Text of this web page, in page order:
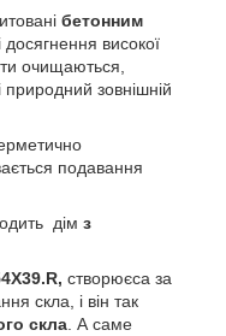
бетонним
досягнення високої
очищаються,
природний зовнішній
подавання
дім з
створюєса за
скла, і він так
скла . А саме